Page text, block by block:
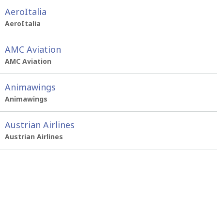
AeroItalia
AeroItalia
AMC Aviation
AMC Aviation
Animawings
Animawings
Austrian Airlines
Austrian Airlines